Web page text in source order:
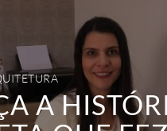
A